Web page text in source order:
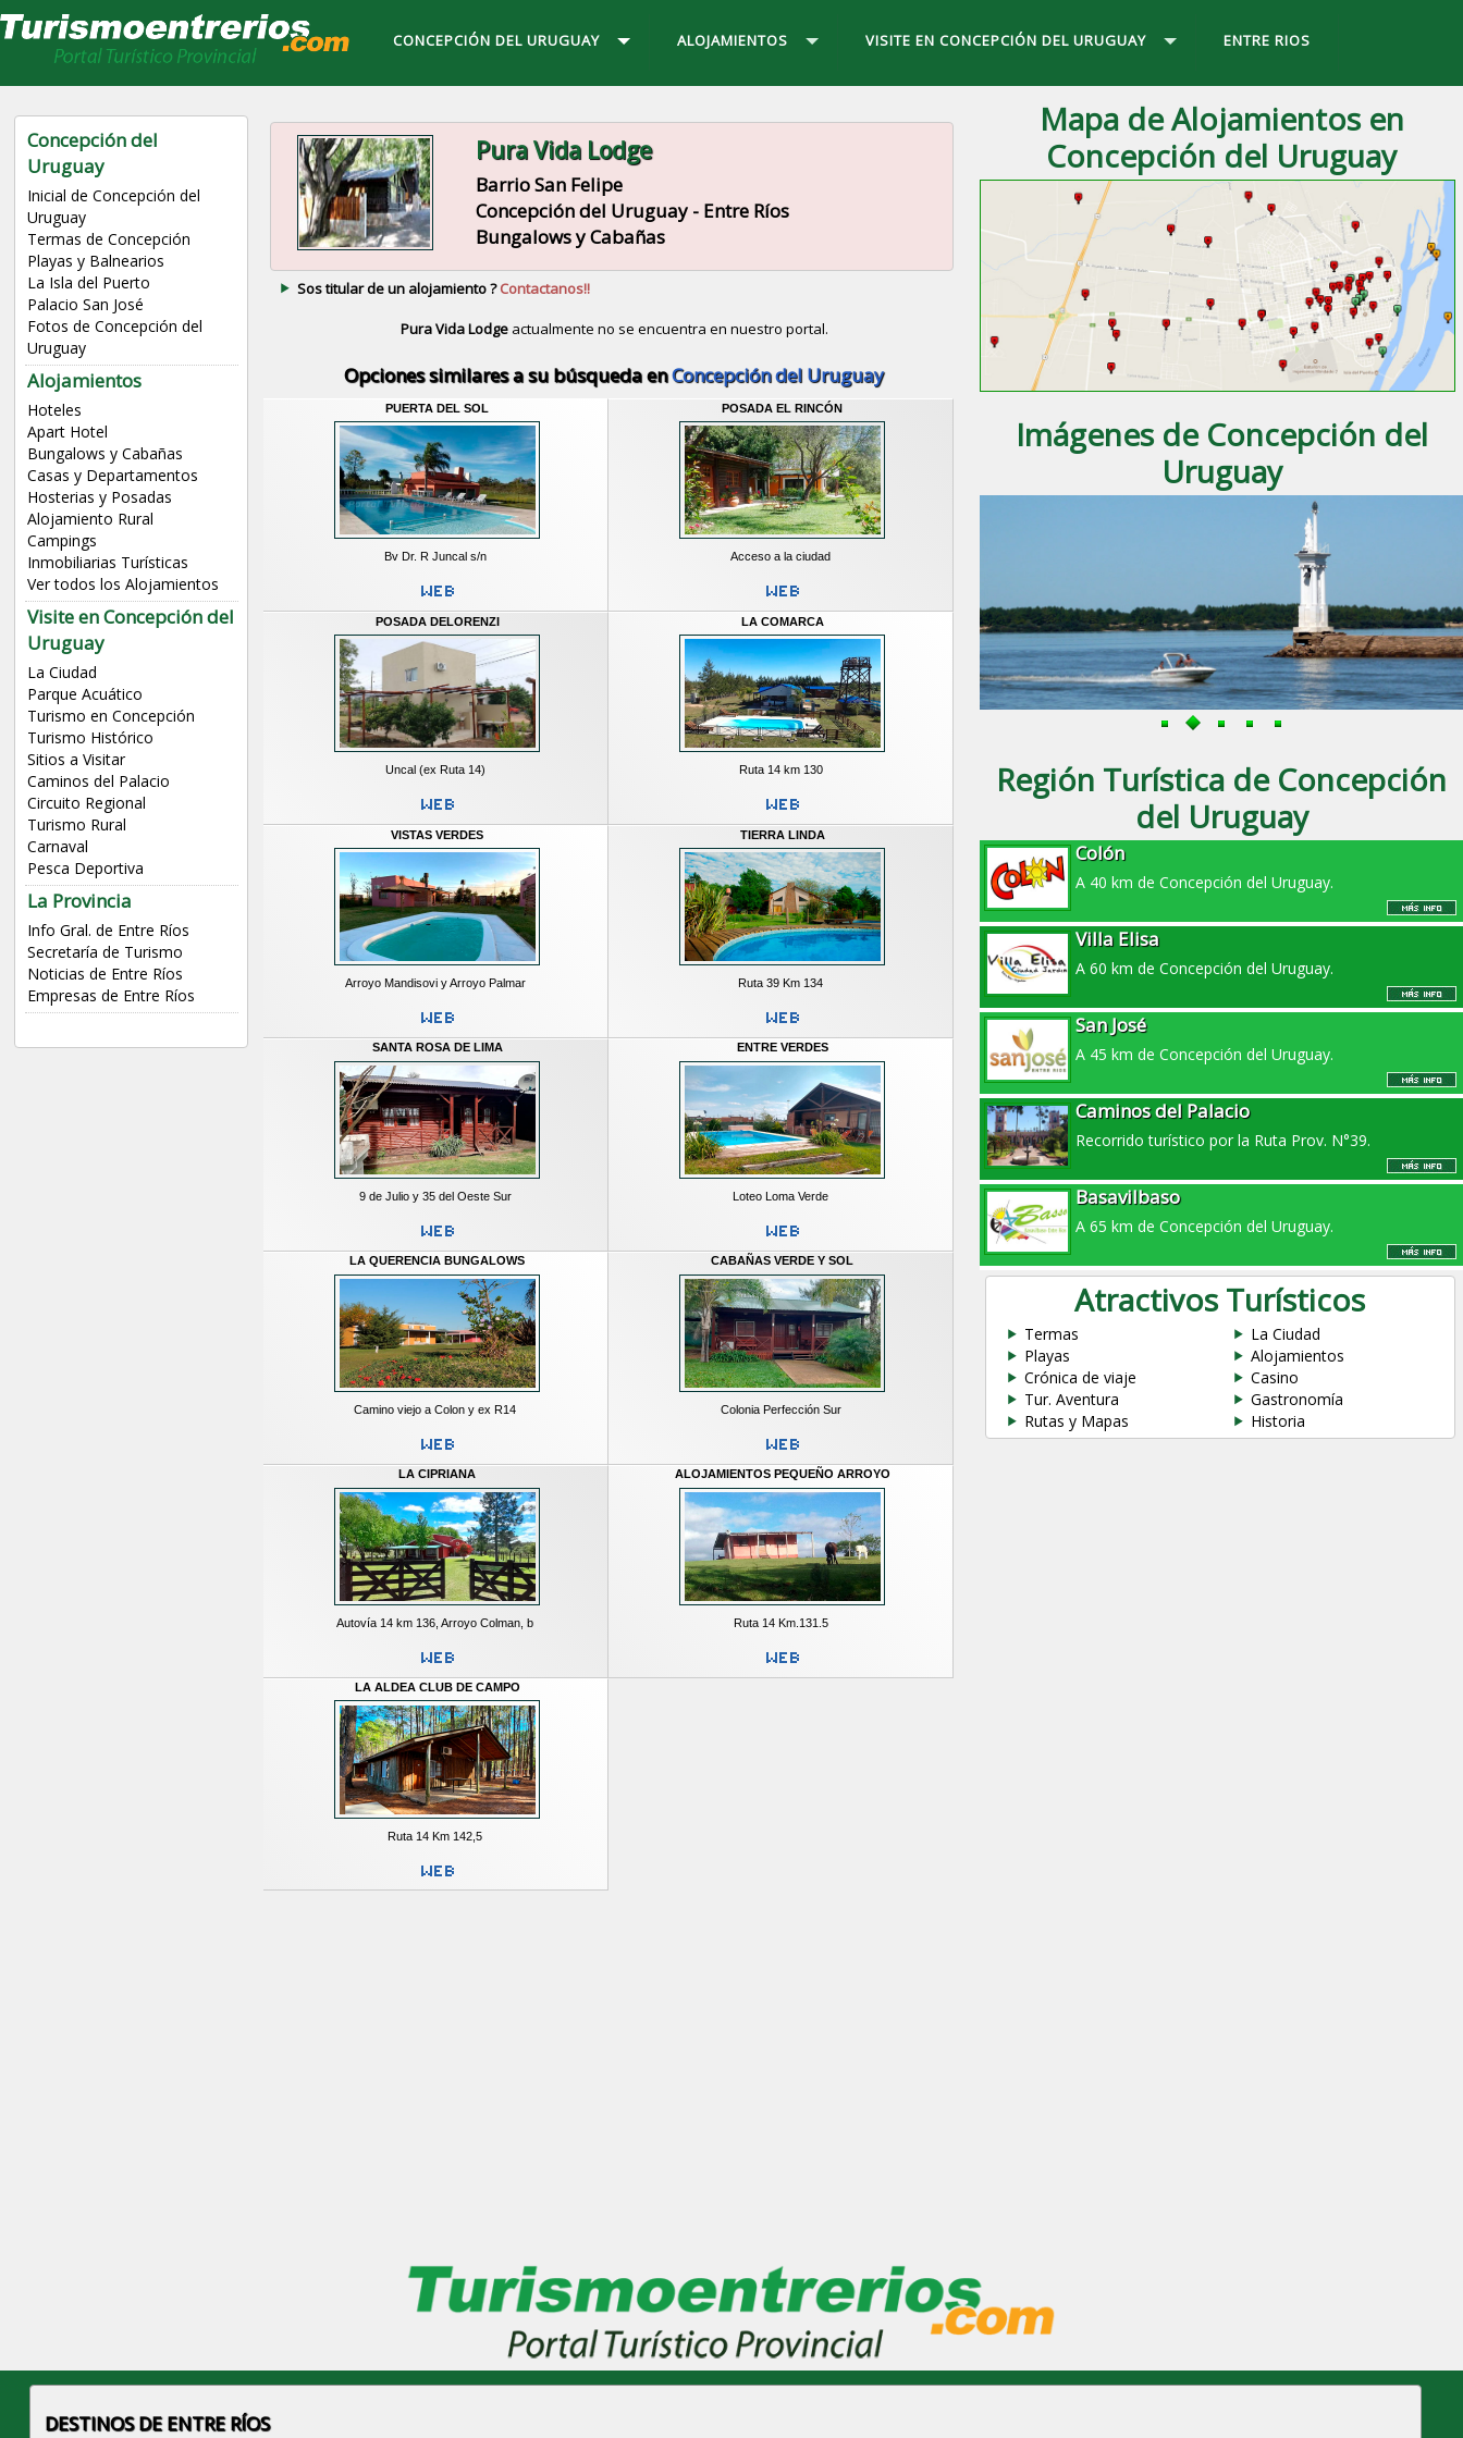
CONCEPCIÓN DEL URUGUAY ALOJAMIENTOS VISITE EN CONCEPCIÓN DEL URUGUAY ENTRE RIOS
Concepción del
Uruguay
Inicial de Concepción del
Uruguay
Termas de Concepción
Playas y Balnearios
La Isla del Puerto
Palacio San José
Fotos de Concepción del
Uruguay
Alojamientos
Hoteles
Apart Hotel
Bungalows y Cabañas
Casas y Departamentos
Hosterias y Posadas
Alojamiento Rural
Campings
Inmobiliarias Turísticas
Ver todos los Alojamientos
Visite en Concepción del
Uruguay
La Ciudad
Parque Acuático
Turismo en Concepción
Turismo Histórico
Sitios a Visitar
Caminos del Palacio
Circuito Regional
Turismo Rural
Carnaval
Pesca Deportiva
La Provincia
Info Gral. de Entre Ríos
Secretaría de Turismo
Noticias de Entre Ríos
Empresas de Entre Ríos
Pura Vida Lodge
Barrio San Felipe
Concepción del Uruguay - Entre Ríos
Bungalows y Cabañas
Sos titular de un alojamiento ?Contactanos!!
Pura Vida Lodgeactualmente no se encuentra en nuestro portal.
en la ciudad de Concepción del Uruguay , Entre Ríos.
Opciones similares a su búsqueda enConcepción del Uruguay
PUERTA DEL SOL
Bv Dr. R Juncal s/n
POSADA EL RINCÓN
Acceso a la ciudad
POSADA DELORENZI
Uncal (ex Ruta 14)
LA COMARCA
Ruta 14 km 130
VISTAS VERDES
Arroyo Mandisovi y Arroyo Palmar
TIERRA LINDA
Ruta 39 Km 134
SANTA ROSA DE LIMA
9 de Julio y 35 del Oeste Sur
ENTRE VERDES
Loteo Loma Verde
LA QUERENCIA BUNGALOWS
Camino viejo a Colon y ex R14
CABAÑAS VERDE Y SOL
Colonia Perfección Sur
LA CIPRIANA
Autovía 14 km 136, Arroyo Colman, b
ALOJAMIENTOS PEQUEÑO ARROYO
Ruta 14 Km.131.5
LA ALDEA CLUB DE CAMPO
Ruta 14 Km 142,5
Mapa de Alojamientos en
Concepción del Uruguay
Imágenes de Concepción del
Uruguay
Región Turística de Concepción
del Uruguay
Colón
A 40 km de Concepción del Uruguay.
Villa Elisa
A 60 km de Concepción del Uruguay.
San José
A 45 km de Concepción del Uruguay.
Caminos del Palacio
Recorrido turístico por la Ruta Prov. N°39.
Basavilbaso
A 65 km de Concepción del Uruguay.
Atractivos Turísticos
Termas
La Ciudad
Playas
Alojamientos
Crónica de viaje
Casino
Tur. Aventura
Gastronomía
Rutas y Mapas
Historia
DESTINOS DE ENTRE RÍOS